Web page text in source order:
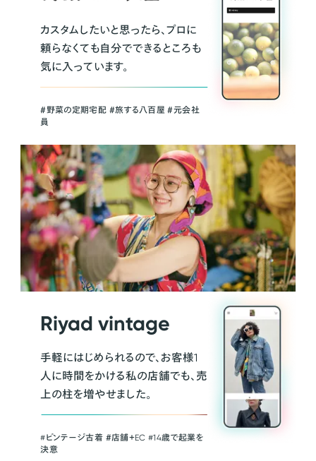
カスタムしたいと思ったら、プロに
頼らなくても自分でできるところも
気に入っています。
＃野菜の定期宅配 ＃旅する八百屋 ＃元会社
員
Riyad vintage
手軽にはじめられるので、お客様1
人に時間をかける私の店舗でも、売
上の柱を増やせました。
#ビンテージ古着 ＃店舗＋EC #14歳で起業を
決意